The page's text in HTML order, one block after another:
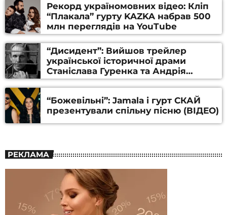
Рекорд україномовних відео: Кліп
“Плакала” гурту KAZKA набрав 500
млн переглядів на YouTube
“Дисидент”: Вийшов трейлер
української історичної драми
Станіслава Гуренка та Андрія
Алфьорова (ВІДЕО)
“Божевільні”: Jamala і гурт СКАЙ
презентували спільну пісню (ВІДЕО)
РЕКЛАМА